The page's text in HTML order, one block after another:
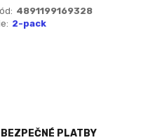
4891199169328
2-pack
BEZPEČNÉ PLATBY